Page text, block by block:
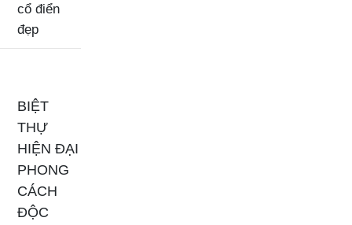
cổ điển
đẹp
BIỆT
THỰ
HIỆN ĐẠI
PHONG
CÁCH
ĐỘC